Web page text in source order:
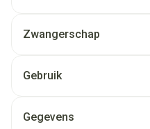
Zwangerschap
Gebruik
Gegevens